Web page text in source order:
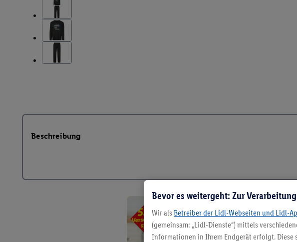
Beschreibung
Bevor es weitergeht: Zur
Wir als Betreiber der Lidl-Webseiten und Lidl-
(gemeinsam: „Lidl-Dienste“) mittels
Informationen in Ihrem Endgerät erfolgt.